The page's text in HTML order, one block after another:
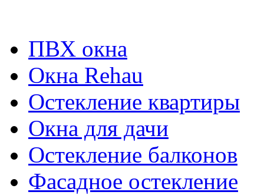
ПВХ окна
Окна Rehau
Остекление квартиры
Окна для дачи
Остекление балконов
Фасадное остекление